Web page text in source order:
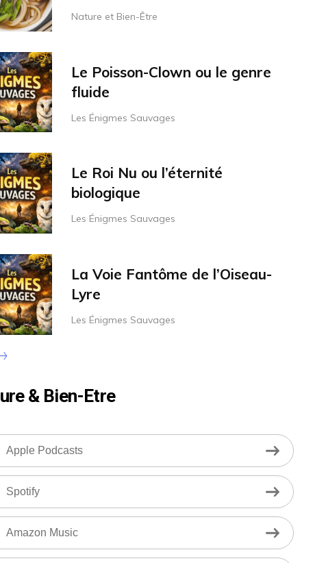
Nature et Bien-Être
Le Poisson-Clown ou le genre
fluide
Les Énigmes Sauvages
Le Roi Nu ou l’éternité
biologique
Les Énigmes Sauvages
La Voie Fantôme de l’Oiseau-
Lyre
Les Énigmes Sauvages
& Bien-Etre
Apple Podcasts
Spotify
Amazon Music